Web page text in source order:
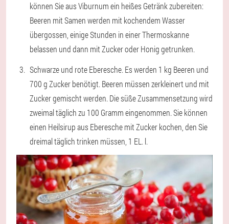
können Sie aus Viburnum ein heißes Getränk zubereiten:
Beeren mit Samen werden mit kochendem Wasser
übergossen, einige Stunden in einer Thermoskanne
belassen und dann mit Zucker oder Honig getrunken.
Schwarze und rote Eberesche. Es werden 1 kg Beeren und
700 g Zucker benötigt. Beeren müssen zerkleinert und mit
Zucker gemischt werden. Die süße Zusammensetzung wird
zweimal täglich zu 100 Gramm eingenommen. Sie können
einen Heilsirup aus Eberesche mit Zucker kochen, den Sie
dreimal täglich trinken müssen, 1 EL. l.